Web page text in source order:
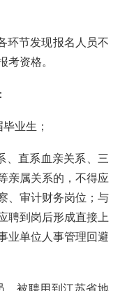
环节发现报名人员不
考资格。
业生；
、直系血亲关系、三
亲属关系的，不得应
、审计财务岗位；与
聘到岗后形成直接上
业单位人事管理回避
、被聘用到江苏省地